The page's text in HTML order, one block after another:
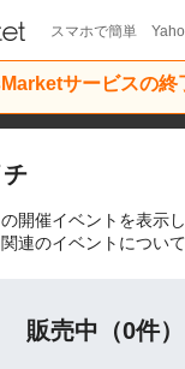
スマホで簡単
サービスの終
開催イベントを表示し
連のイベントについ
販売中（0件）